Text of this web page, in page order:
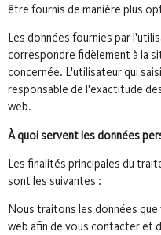
être fournis de manière plus
Les données fournies par
correspondre fidèlement à la
concernée. L'utilisateur qui
responsable de l'exactitude
web.
À quoi servent les données
Les finalités principales du
sont les suivantes :
Nous traitons les données
web afin de vous contacter et